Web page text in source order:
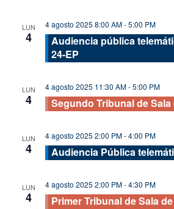
LUN
4
4 agosto 2025 8:00 AM-5:00 PM
Audiencia pública
24-EP
LUN
4
4 agosto 2025 11:30 AM-5:00 PM
Segundo Tribunal de
LUN
4
4 agosto 2025 2:00 PM-4:00 PM
Audiencia Pública
LUN
4
4 agosto 2025 2:00 PM-4:30 PM
Primer Tribunal de Sala